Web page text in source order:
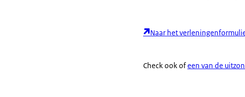
Naar het
Check ook ofeen van de